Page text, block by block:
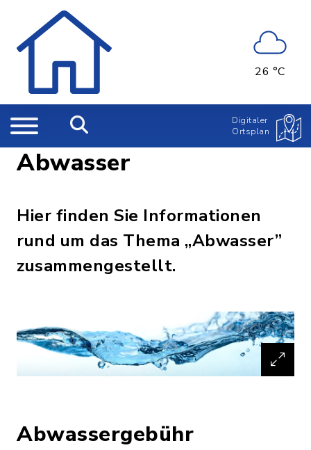
26 °C
Digitaler
Ortsplan
Abwasser
Hier finden Sie Informationen
rund um das Thema „Abwasser”
zusammengestellt.
Abwassergebühr